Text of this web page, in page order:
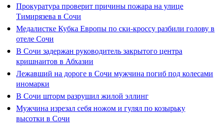
Прокуратура проверит причины пожара на улице
Тимирязева в Сочи
Медалистке Кубка Европы по ски-кроссу разбили голову в
отеле Сочи
В Сочи задержан руководитель закрытого центра
кришнаитов в Абхазии
Лежавший на дороге в Сочи мужчина погиб под колесами
иномарки
В Сочи шторм разрушил жилой эллинг
Мужчина изрезал себя ножом и гулял по козырьку
высотки в Сочи